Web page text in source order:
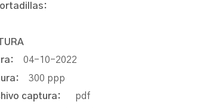
04-10-2022
300 ppp
captura: pdf